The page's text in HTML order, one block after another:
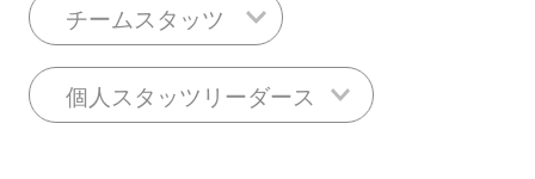
チームスタッツ
個人スタッツリーダース